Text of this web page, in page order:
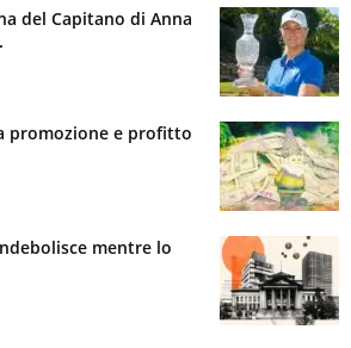
del Capitano di Anna
promozione e profitto
mentre lo